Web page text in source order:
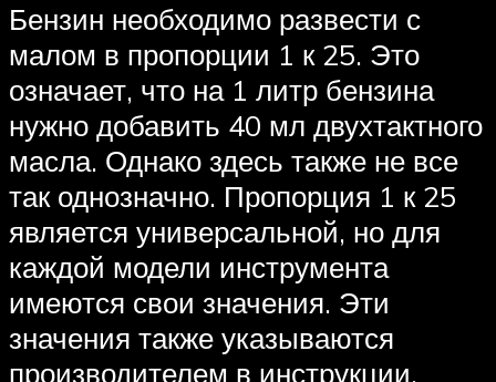
Бензин необходимо развести с
малом в пропорции 1 к 25. Это
означает, что на 1 литр бензина
нужно добавить 40 мл двухтактного
масла. Однако здесь также не все
так однозначно. Пропорция 1 к 25
является универсальной, но для
каждой модели инструмента
имеются свои значения. Эти
значения также указываются
производителем в инструкции.